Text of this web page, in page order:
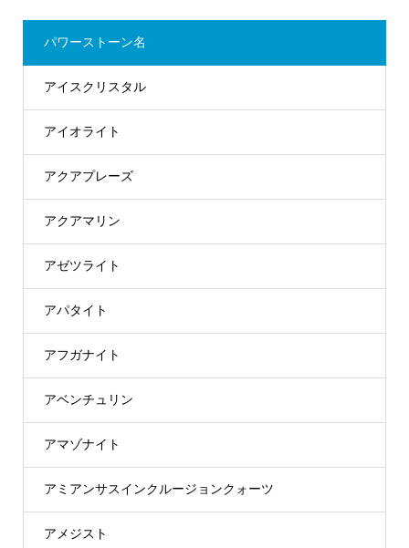
パワーストーン名
アイスクリスタル
アイオライト
アクアプレーズ
アクアマリン
アゼツライト
アパタイト
アフガナイト
アベンチュリン
アマゾナイト
アミアンサスインクルージョンクォーツ
アメジスト